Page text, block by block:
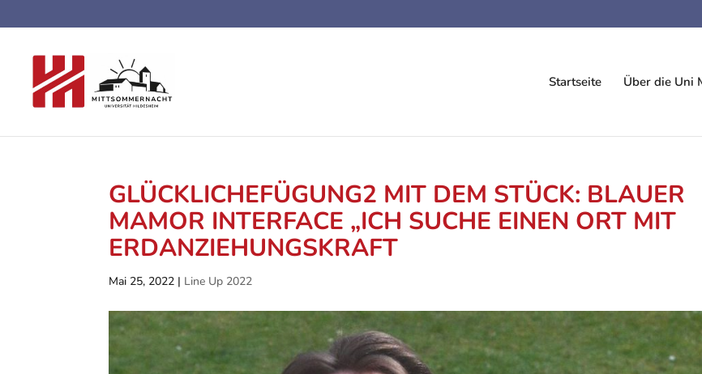
Startseite Über die Uni
GLÜCKLICHEFÜGUNG2 MIT DEM STÜCK: BLAUER
MAMOR INTERFACE „ICH SUCHE EINEN ORT MIT
ERDANZIEHUNGSKRAFT
Mai 25, 2022 | Line Up 2022